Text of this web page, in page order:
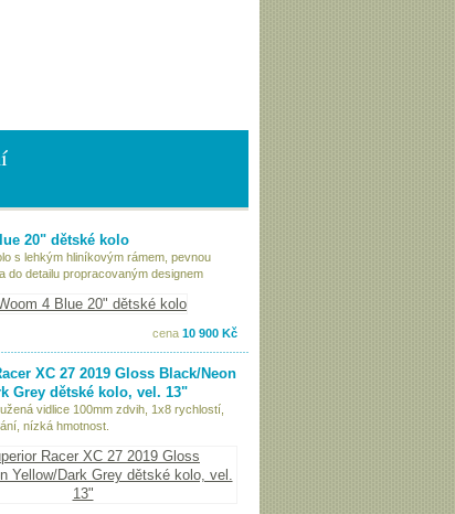
20" dětské kolo
s lehkým hliníkovým rámem, pevnou
do detailu propracovaným designem
cena 10 900 Kč
XC 27 2019 Gloss Black/Neon
Grey dětské kolo, vel. 13"
vidlice 100mm zdvih, 1x8 rychlostí,
nízká hmotnost.